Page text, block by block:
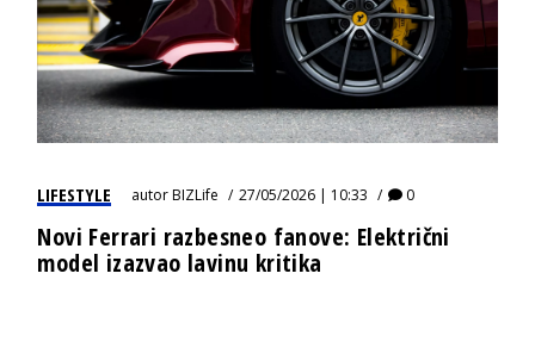
LIFESTYLE autorBIZLife 27/05/2026 | 10:33 0
Novi Ferrari razbesneo fanove: Električni
model izazvao lavinu kritika